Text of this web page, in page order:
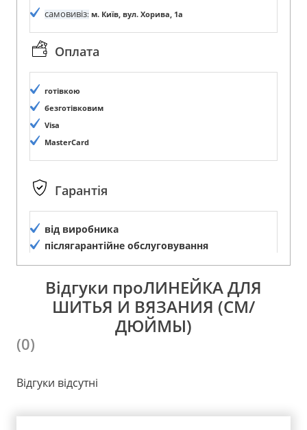
самовивіз: м. Київ, вул. Хорива, 1а
Оплата
готівкою
безготівковим
Visa
MasterCard
Гарантія
від виробника
післягарантійне обслуговування
Відгуки проЛИНЕЙКА ДЛЯ
ШИТЬЯ И ВЯЗАНИЯ (СМ/
ДЮЙМЫ)
(0)
Відгуки відсутні